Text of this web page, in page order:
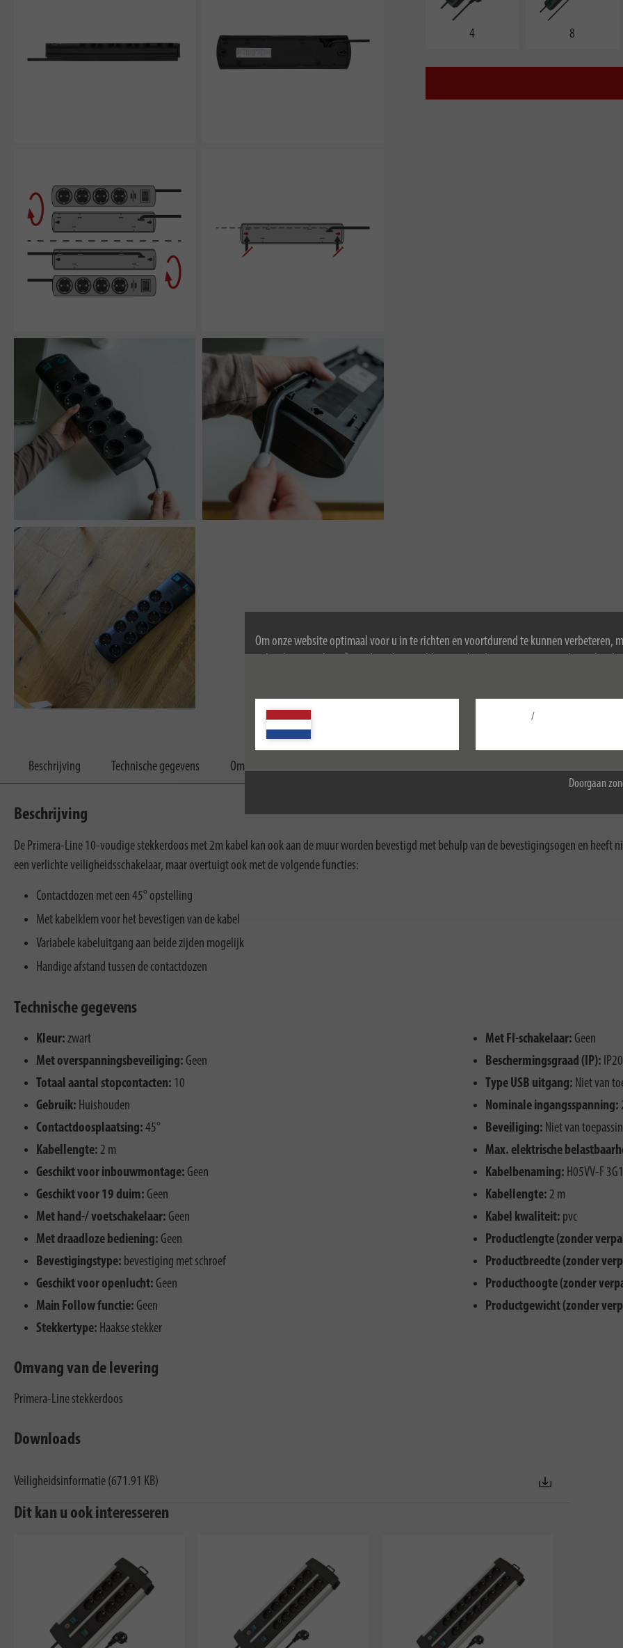
Om onze website optimaal voor u in te richten en voortdurend te kunnen verbeteren,
Doorgaan
/
4 8
Beschrijving Technische gegevens Omvang van de levering
Beschrijving
De Primera-Line 10-voudige stekkerdoos met 2m kabel kan ook aan de muur worden bevestigd met behulp van de bevestigingsogen en heeft
een verlichte veiligheidsschakelaar, maar overtuigt ook met de volgende functies:
Contactdozen met een 45° opstelling
Met kabelklem voor het bevestigen van de kabel
Variabele kabeluitgang aan beide zijden mogelijk
Handige afstand tussen de contactdozen
Technische gegevens
Kleur: zwart
Met overspanningsbeveiliging: Geen
Totaal aantal stopcontacten: 10
Gebruik: Huishouden
Contactdoosplaatsing: 45°
Kabellengte: 2 m
Geschikt voor inbouwmontage: Geen
Geschikt voor 19 duim: Geen
Met hand-/ voetschakelaar: Geen
Met draadloze bediening: Geen
Bevestigingstype: bevestiging met schroef
Geschikt voor openlucht: Geen
Main Follow functie: Geen
Stekkertype: Haakse stekker
Met FI-schakelaar: Geen
Beschermingsgraad (IP): IP20
Type USB uitgang: Niet van
Nominale ingangsspanning:
Beveiliging: Niet van
Max. elektrische
Kabelbenaming: H05VV-F
Kabellengte: 2 m
Kabel kwaliteit: pvc
Productlengte (zonder
Productbreedte (zonder
Producthoogte (zonder
Productgewicht (zonder
Omvang van de levering
Primera-Line stekkerdoos
Downloads
Veiligheidsinformatie (671.91 KB)
Dit kan u ook interesseren